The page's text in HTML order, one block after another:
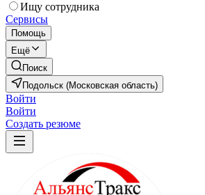
Ищу сотрудника
Сервисы
Помощь
Ещё
Поиск
Подольск (Московская область)
Войти
Войти
Создать резюме